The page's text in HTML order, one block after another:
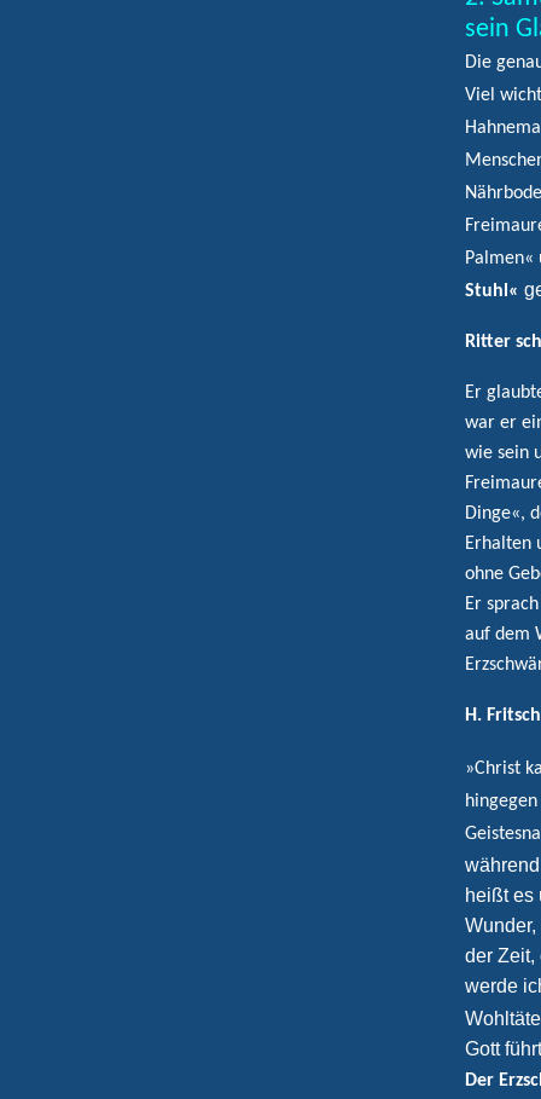
sein
Die
Viel
Stuhl«
Ritter
Er
war er
wie sein
Dinge«,
Erhalten
ohne
Er
auf dem
H.
»Christ
heißt es
der Zeit,
werde
Gott
Der